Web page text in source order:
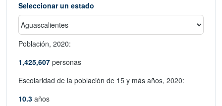
Seleccionar un estado
Población, 2020:
1,425,607 personas
Escolaridad de la población de 15 y más años, 2020:
10.3 años